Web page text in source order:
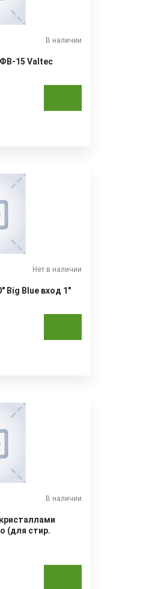
В наличии
15 Valtec
Нет в наличии
Big Blue вход 1"
В наличии
(для стир.